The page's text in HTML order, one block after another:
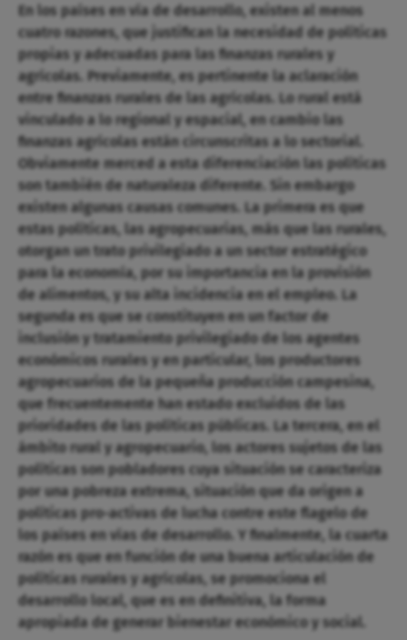
En los países en vía de desarrollo, existen al menos
cuatro razones, que justifican la necesidad de políticas
propias y adecuadas para las finanzas rurales y
agrícolas. Previamente, es pertinente la aclaración
entre finanzas rurales de las agrícolas. Lo rural está
vinculado a lo regional y espacial, en cambio las
finanzas agrícolas están circunscritas a lo sectorial.
Obviamente merced a esta diferenciación las políticas
son también de naturaleza diferente. Sin embargo
existen algunas causas comunes. La primera es que
estas políticas, las agropecuarias, más que las rurales,
otorgan un trato privilegiado a un sector estratégico
para la economía, por su importancia en la provisión
de alimentos, y su alta incidencia en el empleo. La
segunda es que se constituyen en un factor de
inclusión y tratamiento privilegiado de los agentes
económicos rurales y en particular, los productores
agropecuarios de la pequeña producción campesina,
que frecuentemente han estado excluidos de las
prioridades de las políticas públicas. La tercera, en el
ámbito rural y agropecuario, los actores sujetos de las
políticas son pobladores cuya situación se caracteriza
por una pobreza extrema, situación que da origen a
políticas pro-activas de lucha contre este flagelo de
los países en vías de desarrollo. Y finalmente, la cuarta
razón es que en función de una buena articulación de
políticas rurales y agrícolas, se promociona el
desarrollo local, que es en definitiva, la forma
apropiada de generar bienestar económico y social.